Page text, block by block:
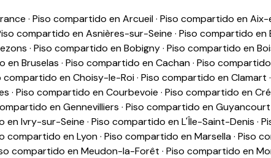
· Piso compartido en Arcueil· Piso compartido en
compartido en Asnières-sur-Seine · Piso compartido en
· Piso compartido en Bobigny· Piso compartido en
en Bruselas · Piso compartido en Cachan· Piso
compartido en Choisy-le-Roi· Piso compartido en Clamart ·
· Piso compartido en Courbevoie · Piso compartido en
en Gennevilliers · Piso compartido en Guyancourt
en Ivry-sur-Seine · Piso compartido en L'Île-Saint-Denis ·
compartido en Lyon· Piso compartido en Marsella· Piso
compartido en Meudon-la-Forêt · Piso compartido en